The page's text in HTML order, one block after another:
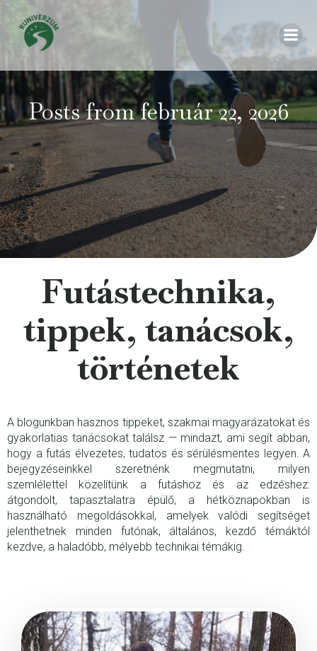
Posts from február 22, 2026
Futástechnika,
tippek, tanácsok,
történetek
A blogunkban hasznos tippeket, szakmai magyarázatokat és
gyakorlatias tanácsokat találsz — mindazt, ami segít abban,
hogy a futás élvezetes, tudatos és sérülésmentes legyen. A
bejegyzéseinkkel szeretnénk megmutatni, milyen
szemlélettel közelítünk a futáshoz és az edzéshez:
átgondolt, tapasztalatra épülő, a hétköznapokban is
használható megoldásokkal, amelyek valódi segítséget
jelenthetnek minden futónak, általános, kezdő témáktól
kezdve, a haladóbb, mélyebb technikai témákig.